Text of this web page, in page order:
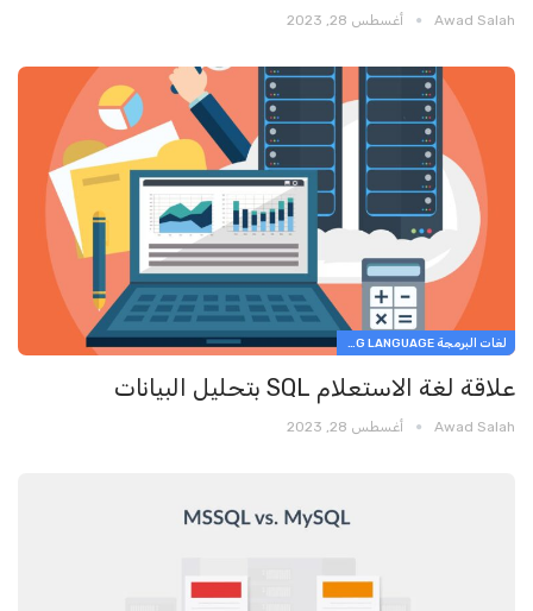
Awad Salah أغسطس 28, 2023
لغات البرمجة PROGRAMMING LANGUAGE
علاقة لغة الاستعلام SQL بتحليل البيانات
Awad Salah أغسطس 28, 2023